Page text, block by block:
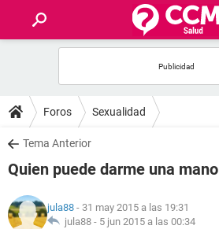
FOROS
SALUD
FAMILIA
NUTRICIÓN
Foros Sexualidad
Tema Anterior
Quien puede darme una mano
jula88 - 31 may 2015 a las 19:31
jula88 - 5 jun 2015 a las 00:34